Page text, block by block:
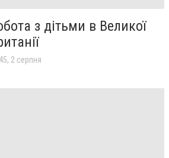
з дітьми в Великої
2 серпня